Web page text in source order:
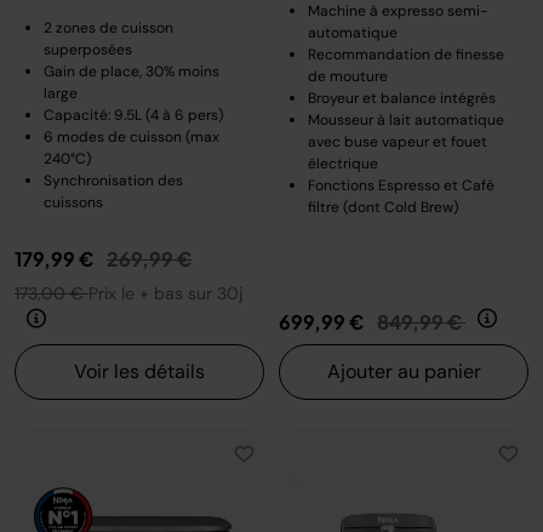
2 zones de cuisson
superposées
Gain de place, 30% moins
large
Capacité: 9.5L (4 à 6 pers)
6 modes de cuisson (max
240°C)
Synchronisation des
cuissons
179,99 € Prix réduit de
269,99 €au
173,00 €Prix le + bas sur 30j
Voir les détails
Machine à expresso semi-
automatique
Recommandation de finesse
de mouture
Broyeur et balance intégrés
Mousseur à lait automatique
avec buse vapeur et fouet
électrique
Fonctions Espresso et Café
filtre (dont Cold Brew)
699,99 € Prix réduit de
849,99 € au
Ajouter au panier